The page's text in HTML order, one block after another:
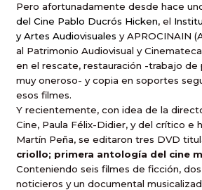
Pero afortunadamente desde hace
del Cine Pablo Ducrós Hicken, el
y Artes Audiovisuales yAPROCINAIN
al Patrimonio Audiovisual y
en el rescate, restauración -trabajo de
muy oneroso- y copia en soportes
esos filmes.
Y recientemente, con idea de la
Cine, Paula Félix-Didier, y del crítico e
Martín Peña, se editaron tres DVD
criollo; primera antología del cine
Conteniendo seis filmes de ficción,
noticieros y un documental